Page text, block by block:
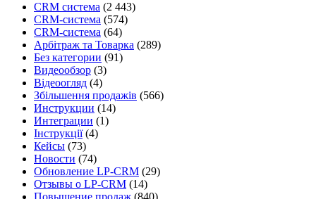
CRM система (2 443)
CRM-система (574)
CRM-система (64)
Арбітраж та Товарка (289)
Без категории (91)
Видеообзор (3)
Відеоогляд (4)
Збільшення продажів (566)
Инструкции (14)
Интеграции (1)
Інструкції(4)
Кейсы (73)
Новости (74)
Обновление LP-CRM (29)
Отзывы о LP-CRM (14)